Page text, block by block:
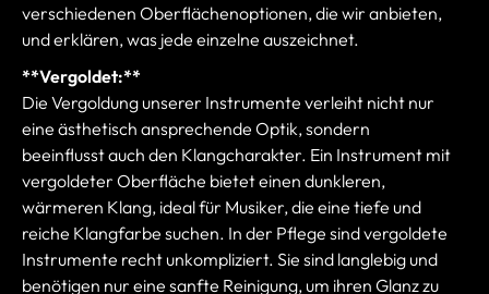
verschiedenen Oberflächenoptionen, die wir anbieten,
und erklären, was jede einzelne auszeichnet.
**Vergoldet:**
Die Vergoldung unserer Instrumente verleiht nicht nur
eine ästhetisch ansprechende Optik, sondern
beeinflusst auch den Klangcharakter. Ein Instrument mit
vergoldeter Oberfläche bietet einen dunkleren,
wärmeren Klang, ideal für Musiker, die eine tiefe und
reiche Klangfarbe suchen. In der Pflege sind vergoldete
Instrumente recht unkompliziert. Sie sind langlebig und
benötigen nur eine sanfte Reinigung, um ihren Glanz zu